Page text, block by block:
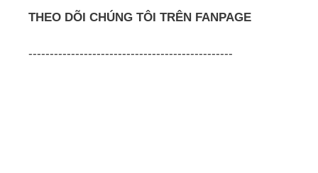
THEO DÕI CHÚNG TÔI TRÊN FANPAGE
------------------------------------------------